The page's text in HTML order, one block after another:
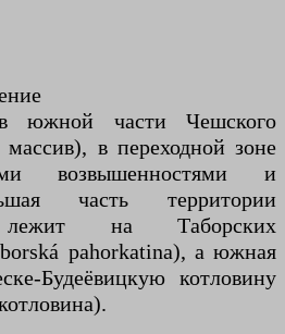
южной части Чешского
в переходной зоне
возвышенностями и
часть территории
лежит на Таборских
pahorkatina), а южная
Будеёвицкую котловину